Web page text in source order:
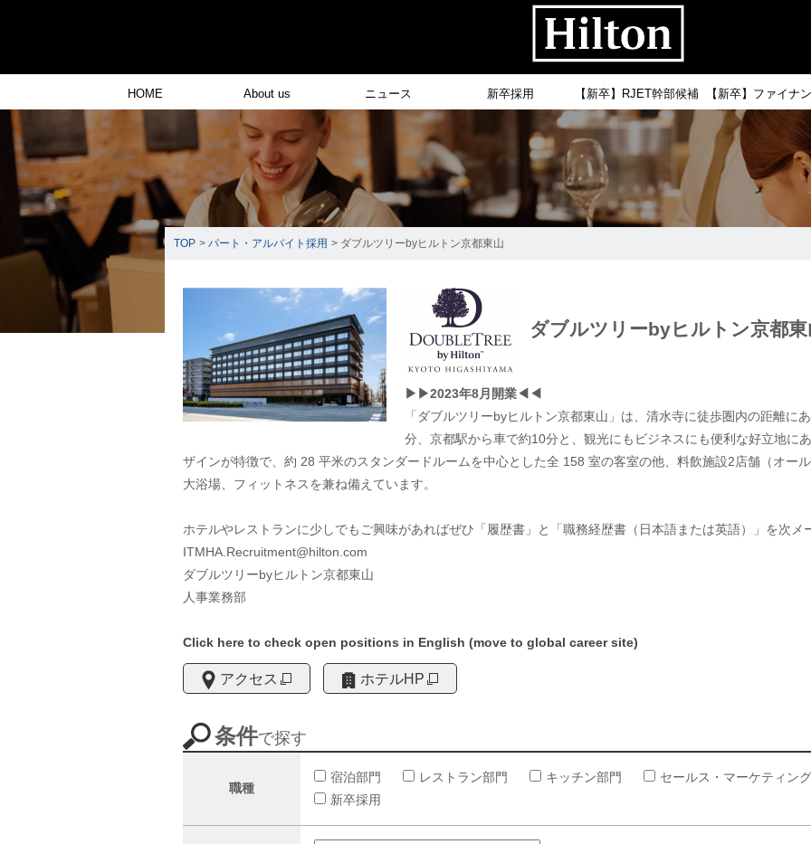
HOME About us ニュース 新卒採用 【新卒】RJET幹部候補 【新卒】ファイナ
TOP > パート・アルバイト採用 > ダブルツリーbyヒルトン京都東山
ダブルツリーbyヒルトン京都東
▶▶2023年8月開業◀◀
「ダブルツリーbyヒルトン京都東山」は、清水寺に徒歩圏内の距離に
分、京都駅から車で約10分と、観光にもビジネスにも便利な好立地に
ザインが特徴で、約 28 平米のスタンダードルームを中心とした全 158 室の客室の他、料飲施設2店舗（オー
大浴場、フィットネスを兼ね備えています。
ホテルやレストランに少しでもご興味があればぜひ「履歴書」と「職務経歴書（日本語または英語）」を次メ
ITMHA.Recruitment@hilton.com
ダブルツリーbyヒルトン京都東山
人事業務部
Click here to check open positions in English (move to global career site)
アクセス ホテルHP
条件で探す
職種
宿泊部門 レストラン部門 キッチン部門 セールス・マーケティング
新卒採用